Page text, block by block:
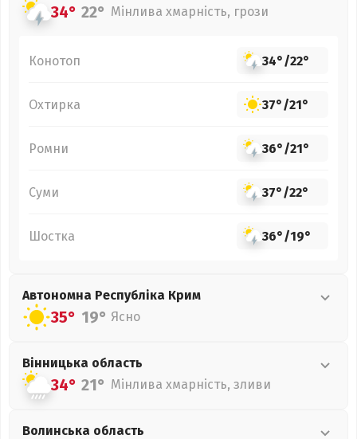
34° 22° Мінлива хмарність, грози
Конотоп 34°/22°
Охтирка 37°/21°
Ромни 36°/21°
Суми 37°/22°
Шостка 36°/19°
Автономна Республіка Крим
35° 19° Ясно
Вінницька область
34° 21° Мінлива хмарність, зливи
Волинська область